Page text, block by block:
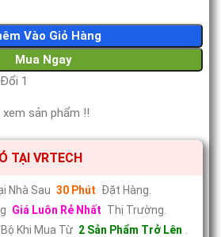
Vào Giỏ Hàng
Mua Ngay
1
sản phẩm !!
TẠI VRTECH
Nhà Sau 30 Phút Đặt Hàng.
Giá Luôn Rẻ Nhất Thị Trường.
Khi Mua Từ 2 Sản Phẩm Trở Lên